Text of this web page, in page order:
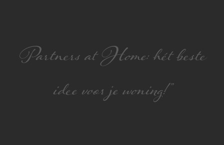
Partners at Home: hét beste
idee voor je woning!”